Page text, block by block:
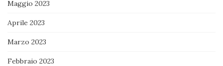
Maggio 2023
Aprile 2023
Marzo 2023
Febbraio 2023